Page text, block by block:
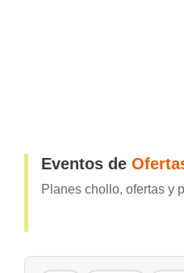
Eventos de
Planes chollo, ofertas y